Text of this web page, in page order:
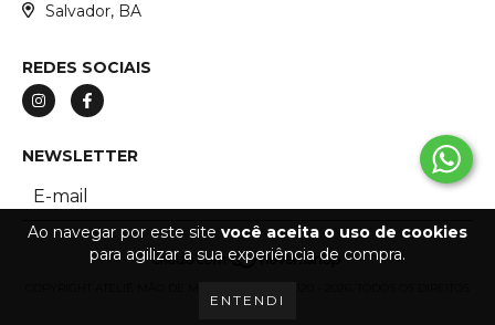
Ao navegar por este site você aceita o uso de cookies
para agilizar a sua experiência de compra.
ENTENDI
Salvador, BA
REDES SOCIAIS
NEWSLETTER